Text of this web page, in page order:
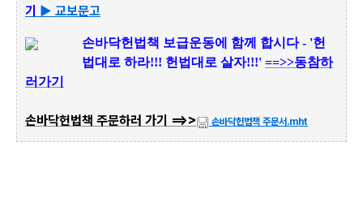
기 ▶ 교보문고
손바닥헌법책 보급운동에 함께 합시다 - '헌
법대로 하라!!! 헌법대로 살자!!!' ==>>동참하
러가기
손바닥헌법책 주문하러 가기 ==>> 손바닥헌법책 주문서.mht